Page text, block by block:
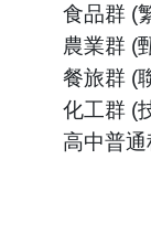
食品群 (
農業群 (
餐旅群 (
化工群 (
高中普通